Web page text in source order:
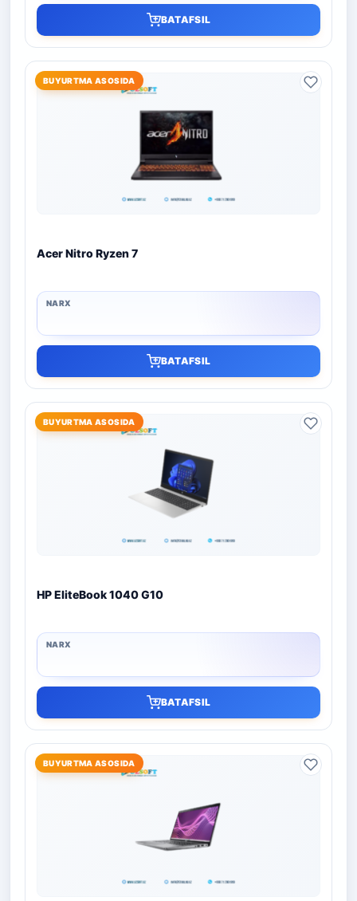
BATAFSIL
BUYURTMA ASOSIDA
Acer Nitro Ryzen 7
BATAFSIL
BUYURTMA ASOSIDA
HP EliteBook 1040 G10
BATAFSIL
BUYURTMA ASOSIDA